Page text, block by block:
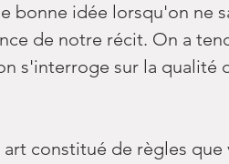
bonne idée lorsqu'on ne
de notre récit. On a
s'interroge sur la qualité
constitué de règles que